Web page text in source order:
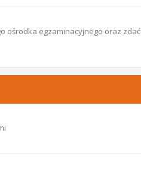
ośrodka egzaminacyjnego oraz zdać